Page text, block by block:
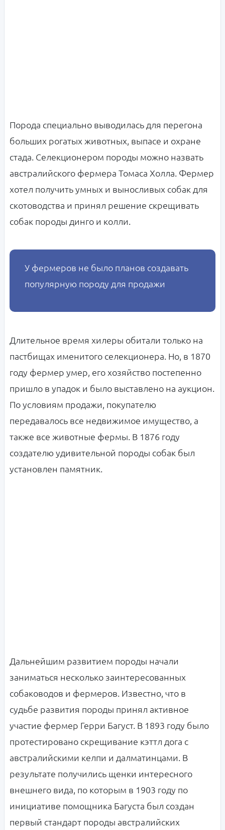
Порода специально выводилась для перегона
больших рогатых животных, выпасе и охране
стада. Селекционером породы можно назвать
австралийского фермера Томаса Холла. Фермер
хотел получить умных и выносливых собак для
скотоводства и принял решение скрещивать
собак породы динго и колли.
У фермеров не было планов создавать
популярную породу для продажи
Длительное время хилеры обитали только на
пастбищах именитого селекционера. Но, в 1870
году фермер умер, его хозяйство постепенно
пришло в упадок и было выставлено на аукцион.
По условиям продажи, покупателю
передавалось все недвижимое имущество, а
также все животные фермы. В 1876 году
создателю удивительной породы собак был
установлен памятник.
Дальнейшим развитием породы начали
заниматься несколько заинтересованных
собаководов и фермеров. Известно, что в
судьбе развития породы принял активное
участие фермер Герри Багуст. В 1893 году было
протестировано скрещивание кэттл дога с
австралийскими келпи и далматинцами. В
результате получились щенки интересного
внешнего вида, по которым в 1903 году по
инициативе помощника Багуста был создан
первый стандарт породы австралийских